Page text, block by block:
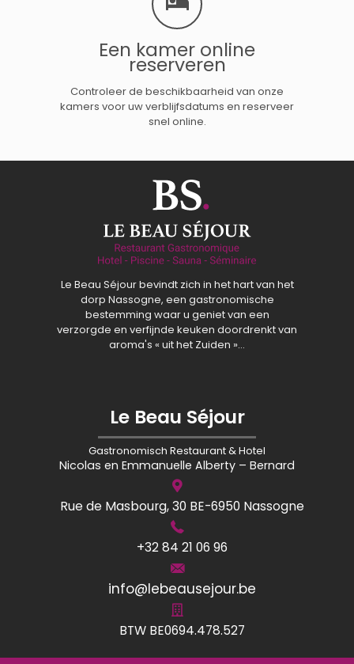
Een kamer online
reserveren
Controleer de beschikbaarheid van onze
kamers voor uw verblijfsdatums en reserveer
snel online.
Le Beau Séjour bevindt zich in het hart van het
dorp Nassogne, een gastronomische
bestemming waar u geniet van een
verzorgde en verfijnde keuken doordrenkt van
aroma's « uit het Zuiden »…
Le Beau Séjour
Gastronomisch Restaurant & Hotel
Nicolas en Emmanuelle Alberty – Bernard
Rue de Masbourg, 30 BE-6950 Nassogne
+32 84 21 06 96
info@lebeausejour.be
BTW BE0694.478.527